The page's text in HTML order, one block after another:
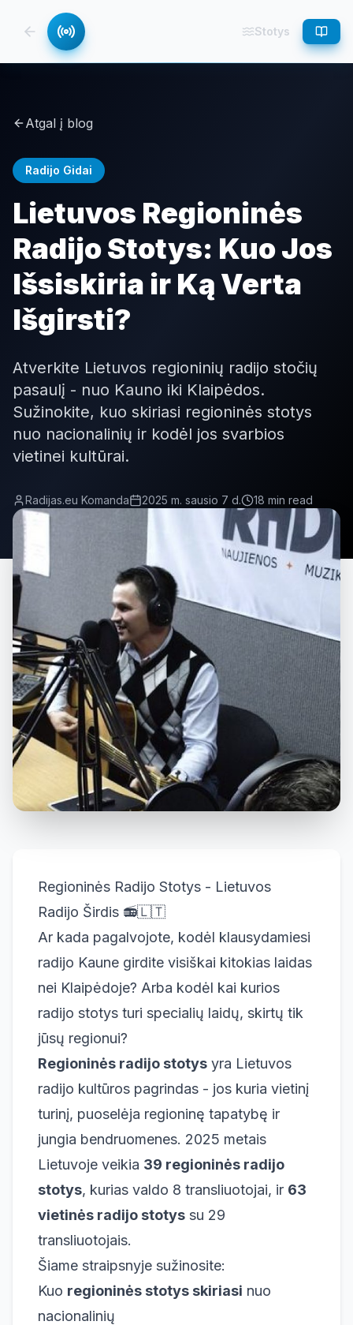
Stotys
Atgal į blog
Radijo Gidai
Lietuvos Regioninės
Radijo Stotys: Kuo Jos
Išsiskiria ir Ką Verta
Išgirsti?
Atverkite Lietuvos regioninių radijo stočių
pasaulį - nuo Kauno iki Klaipėdos.
Sužinokite, kuo skiriasi regioninės stotys
nuo nacionalinių ir kodėl jos svarbios
vietinei kultūrai.
Radijas.eu Komanda 2025 m. sausio 7 d. 18 min read
Regioninės Radijo Stotys - Lietuvos
Radijo Širdis 📻🇱🇹
Ar kada pagalvojote, kodėl klausydamiesi
radijo Kaune girdite visiškai kitokias laidas
nei Klaipėdoje? Arba kodėl kai kurios
radijo stotys turi specialių laidų, skirtų tik
jūsų regionui?
Regioninės radijo stotys yra Lietuvos
radijo kultūros pagrindas - jos kuria vietinį
turinį, puoselėja regioninę tapatybę ir
jungia bendruomenes. 2025 metais
Lietuvoje veikia 39 regioninės radijo
stotys, kurias valdo 8 transliuotojai, ir 63
vietinės radijo stotys su 29
transliuotojais.
Šiame straipsnyje sužinosite:
Kuo regioninės stotys skiriasi nuo
nacionalinių